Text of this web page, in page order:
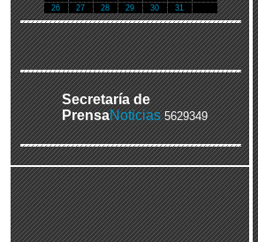
26
27 28 29 30 31
Secretaría de
PrensaNoticias 5629349